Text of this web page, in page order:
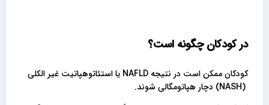
در کودکان چگونه است؟
کودکان ممکن است در نتیجه NAFLD یا استئاتوهپاتیت غیر الکلی
(NASH) دچار هپاتومگالی شوند.